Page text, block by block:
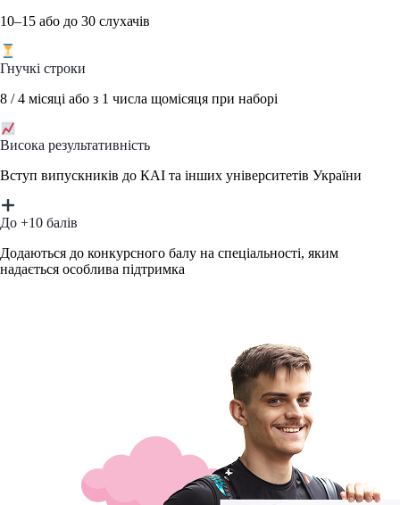
10–15 або до 30 слухачів
Гнучкі строки
8 / 4 місяці або з 1 числа щомісяця при наборі
Висока результативність
Вступ випускників до КАІ та інших університетів України
До +10 балів
Додаються до конкурсного балу на спеціальності, яким
надається особлива підтримка